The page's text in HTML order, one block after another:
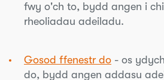
fwy o'ch to, bydd angen i
rheoliadau adeiladu.
Gosod ffenestr do - os
do, bydd angen addasu